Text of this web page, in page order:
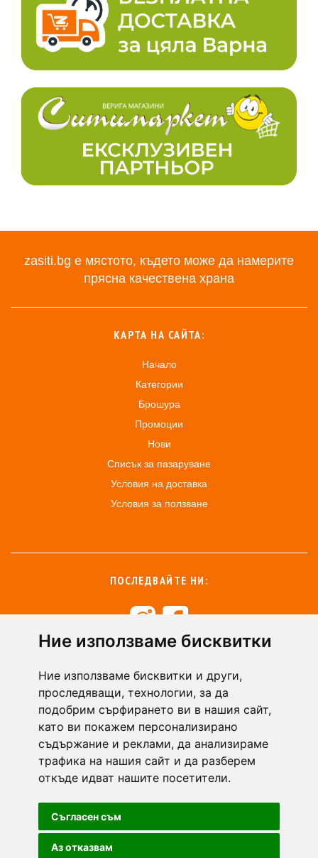
Ние използваме бисквитки
Ние използваме бисквитки и други,
проследяващи, технологии, за да
подобрим сърфирането ви в нашия сайт,
като ви покажем персонализирано
съдържание и реклами, да анализираме
трафика на нашия сайт и да разберем
откъде идват нашите посетители.
Съгласен съм
Аз отказвам
zasiti.bg е мястото, където може да намерите
прясна качествена храна
КАРТА НА САЙТА:
Начало
Категории
Брошура
Промоции
Нови
Списък за пазаруване
Условия на доставка
Условия за ползване
ПОСЛЕДВАЙТЕ НИ:
+359 894 49 0144
support@zasiti.bg